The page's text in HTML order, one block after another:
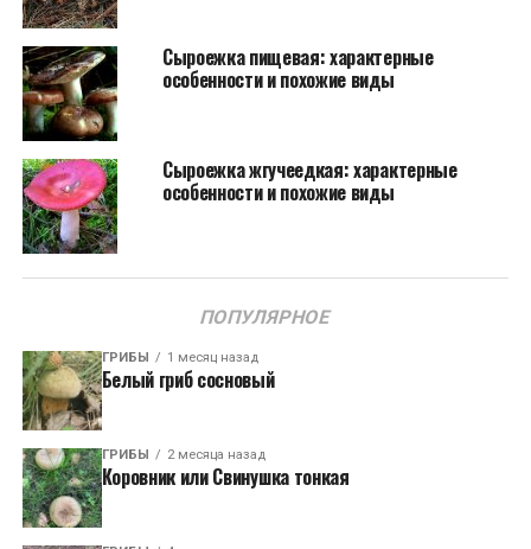
Сыроежка пищевая: характерные
особенности и похожие виды
Сыроежка жгучеедкая: характерные
особенности и похожие виды
ПОПУЛЯРНОЕ
ГРИБЫ 1 месяц назад
Белый гриб сосновый
ГРИБЫ 2 месяца назад
Коровник или Свинушка тонкая